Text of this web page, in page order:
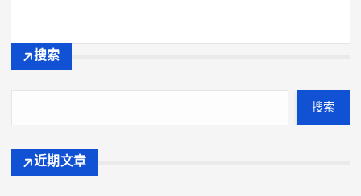
搜索
搜索
近期文章